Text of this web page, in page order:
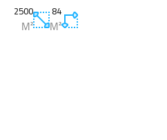
84
M²
2500
M²